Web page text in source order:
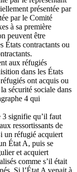
présentée par
par le Comité
à sa première
peuvent être
États contractants ou
aux réfugiés
dans les États
ont acquis ou
sécurité sociale dans
4 qui
3 signifie qu’il faut
ressortissants de
un réfugié acquiert
État A, puis se
et acquiert
comme s’il était
Si l’État A venait à